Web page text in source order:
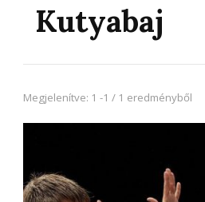
Kutyabaj
Megjelenítve: 1 -1 / 1 eredményből